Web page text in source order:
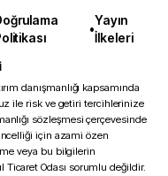
•
Yayın
İlkeleri
danışmanlığı kapsamında
ile risk ve getiri tercihlerinize
sözleşmesi çerçevesinde
için azami özen
veya bu bilgilerin
Ticaret Odası sorumlu değildir.